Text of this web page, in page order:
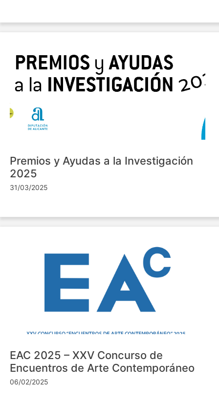
Premios y Ayudas a la Investigación
2025
31/03/2025
EAC 2025 – XXV Concurso de
Encuentros de Arte Contemporáneo
06/02/2025